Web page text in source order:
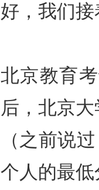
好，我们
北京教育
后，北京
（之前说
个人的最